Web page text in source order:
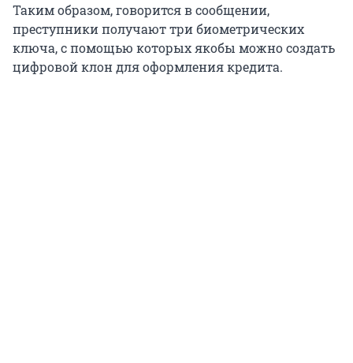
Таким образом, говорится в сообщении,
преступники получают три биометрических
ключа, с помощью которых якобы можно создать
цифровой клон для оформления кредита.